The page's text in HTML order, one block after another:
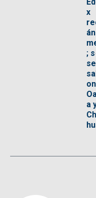
x
án
;
se
on
a